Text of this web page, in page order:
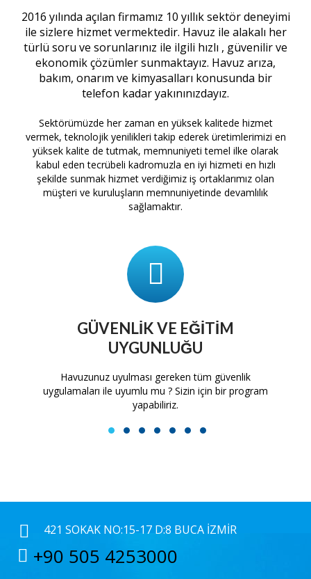
2016 yılında açılan firmamız 10 yıllık sektör deneyimi
ile sizlere hizmet vermektedir. Havuz ile alakalı her
türlü soru ve sorunlarınız ile ilgili hızlı , güvenilir ve
ekonomik çözümler sunmaktayız. Havuz arıza,
bakım, onarım ve kimyasalları konusunda bir
telefon kadar yakınınızdayız.
Sektörümüzde her zaman en yüksek kalitede hizmet
vermek, teknolojik yenilikleri takip ederek üretimlerimizi en
yüksek kalite de tutmak, memnuniyeti temel ilke olarak
kabul eden tecrübeli kadromuzla en iyi hizmeti en hızlı
şekilde sunmak hizmet verdiğimiz iş ortaklarımız olan
müşteri ve kuruluşların memnuniyetinde devamlılık
sağlamaktır.
GÜVENLIK VE EĞITIM
UYGUNLUĞU
Havuzunuz uyulması gereken tüm güvenlik
uygulamaları ile uyumlu mu ? Sizin için bir program
yapabiliriz.
1 2 3 4 5 6 7
421 SOKAK NO:15-17 D:8 BUCA İZMIR
+90 505 4253000